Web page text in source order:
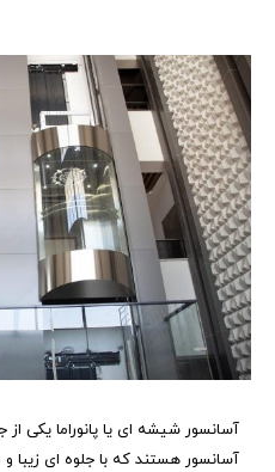
آسانسور شیشه ‌ای یا پانوراما یکی
آسانسور هستند که با جلوه ‌ای زیبا